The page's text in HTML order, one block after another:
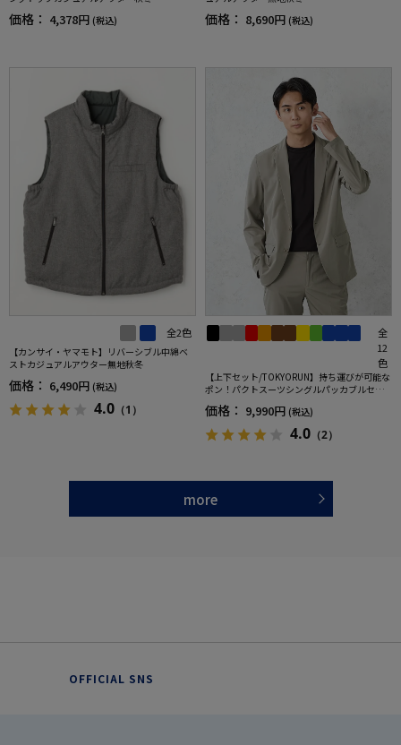
価格： 4,378円 (税込) 価格： 8,690円 (税込)
全2色
【カンサイ・ヤマモト】リバーシブル中綿ベ
ストカジュアルアウター無地秋冬
価格： 6,490円 (税込)
4.0 （1）
全
12
色
【上下セット/TOKYORUN】持ち運びが可能な
ポン！パクトスーツシングルパッカブルセッ
価格： 9,990円 (税込)
4.0 （2）
more
OFFICIAL SNS